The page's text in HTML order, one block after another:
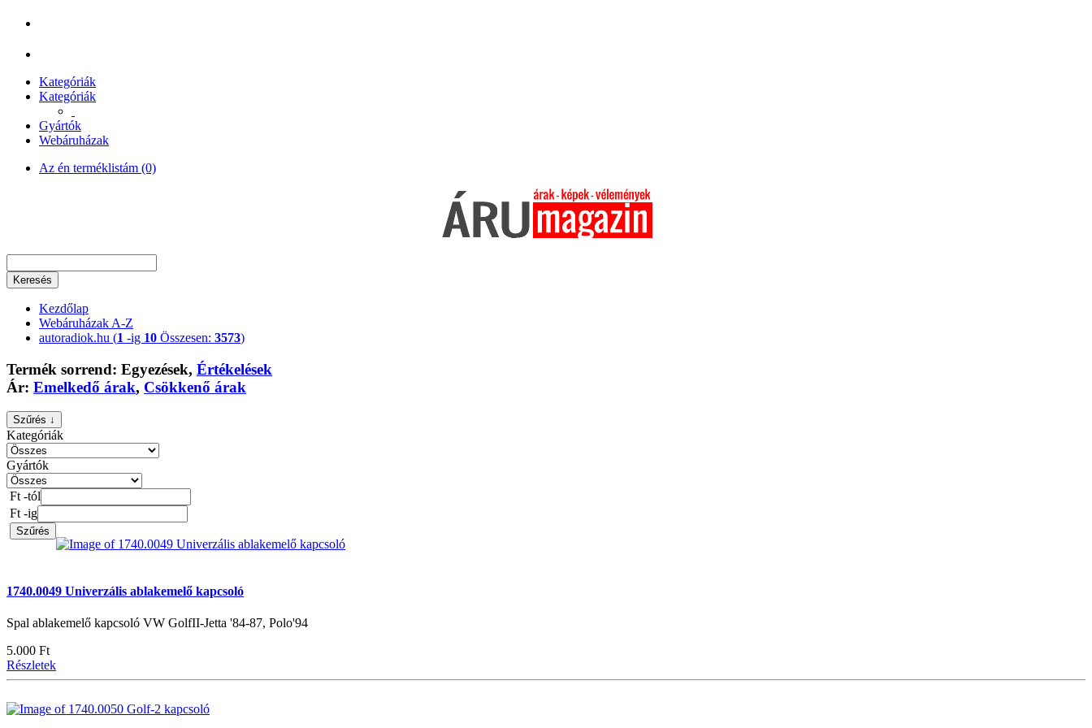
Kategóriák
Kategóriák
Gyártók
Webáruházak
Az én terméklistám (0)
Keresés
Kezdőlap
Webáruházak A-Z
autoradiok.hu (1 -ig 10 Összesen: 3573)
Termék sorrend: Egyezések, Értékelések
Ár: Emelkedő árak, Csökkenő árak
Szűrés ↓
Kategóriák
Gyártók
Ft -tól
Ft -ig
Szűrés
1740.0049 Univerzális ablakemelő kapcsoló
Spal ablakemelő kapcsoló VW GolfII-Jetta '84-87, Polo'94
5.000 Ft
Részletek